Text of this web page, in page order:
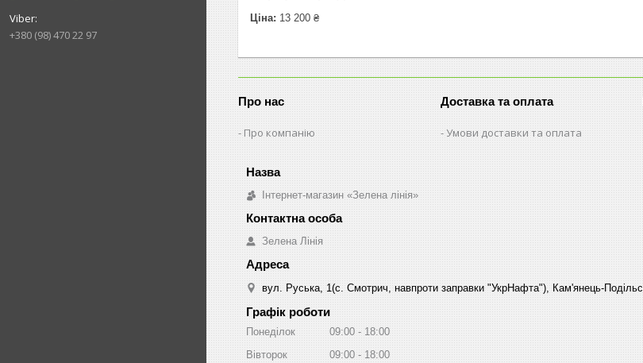
+380 (98) 470 22 97
Ціна: 13 200 ₴
Про нас
Про компанію
Доставка та оплата
Умови доставки та оплата
Інтернет-магазин «Зелена лінія»
Зелена Лінія
вул. Руська, 1(с. Смотрич, навпроти заправки "УкрНафта"), Кам'янець-
Графік роботи
Понеділок 09:00
18:00
Вівторок
09:00 18:00